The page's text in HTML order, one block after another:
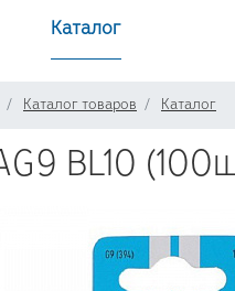
Каталог
Каталог товаров Каталог
BL10